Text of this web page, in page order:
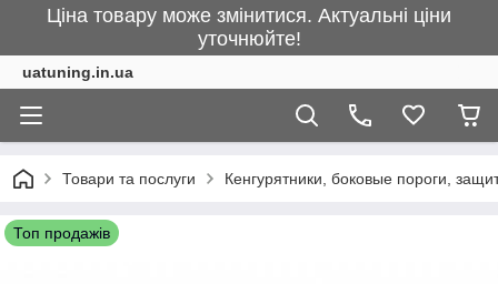
Ціна товару може змінитися. Актуальні ціни
уточнюйте!
uatuning.in.ua
Товари та послуги Кенгурятники, боковые пороги,
Топ продажів